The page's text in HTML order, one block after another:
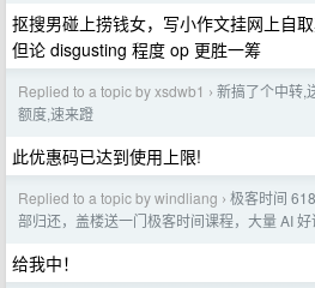
抠搜男碰上捞钱女，写小作文挂网上自
但论 disgusting 程度 op 更胜一筹
Replied to a topic by xsdwb1 › 新搞了个中转,
额度,速来蹬
此优惠码已达到使用上限!
Replied to a topic by windliang › 极客时间
部归还，盖楼送一门极客时间课程，大量 AI 好
给我中！